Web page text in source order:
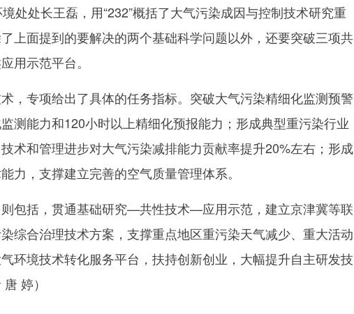
处长王磊，用“232”概括了大气污染成因与控制技术研究重
上面提到的要解决的两个基础科学问题以外，还要突破三项共
用示范平台。
专项给出了具体的任务指标。突破大气污染精细化监测预警
测能力和120小时以上精细化预报能力；形成典型重污染行业
术和管理进步对大气污染减排能力贡献率提升20%左右；形成
力，支撑建立完善的空气质量管理体系。
括，贯通基础研究—共性技术—应用示范，建立京津冀等联
综合治理技术方案，支撑重点地区重污染天气减少、重大活动
环境技术转化服务平台，扶持创新创业，大幅提升自主研发技
婷）